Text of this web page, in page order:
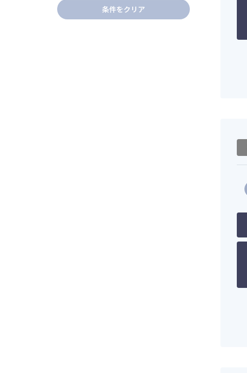
条件をクリア